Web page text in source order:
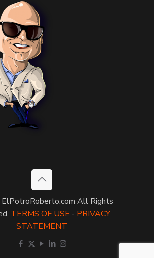
All Rights
TERMS OF USE - PRIVACY
STATEMENT